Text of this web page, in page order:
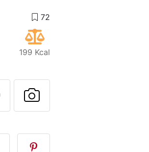
199 Kcal
receta a un amigo
esta página
Preguntar al autor
Publicar la foto